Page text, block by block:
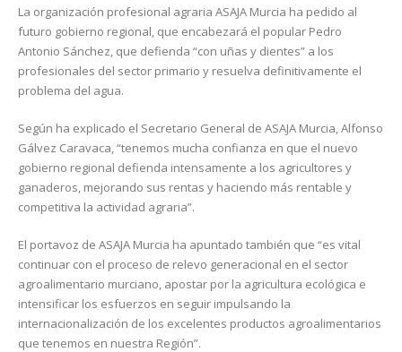
La organización profesional agraria ASAJA Murcia ha pedido al
futuro gobierno regional, que encabezará el popular Pedro
Antonio Sánchez, que defienda “con uñas y dientes” a los
profesionales del sector primario y resuelva definitivamente el
problema del agua.
Según ha explicado el Secretario General de ASAJA Murcia, Alfonso
Gálvez Caravaca, “tenemos mucha confianza en que el nuevo
gobierno regional defienda intensamente a los agricultores y
ganaderos, mejorando sus rentas y haciendo más rentable y
competitiva la actividad agraria”.
El portavoz de ASAJA Murcia ha apuntado también que “es vital
continuar con el proceso de relevo generacional en el sector
agroalimentario murciano, apostar por la agricultura ecológica e
intensificar los esfuerzos en seguir impulsando la
internacionalización de los excelentes productos agroalimentarios
que tenemos en nuestra Región”.